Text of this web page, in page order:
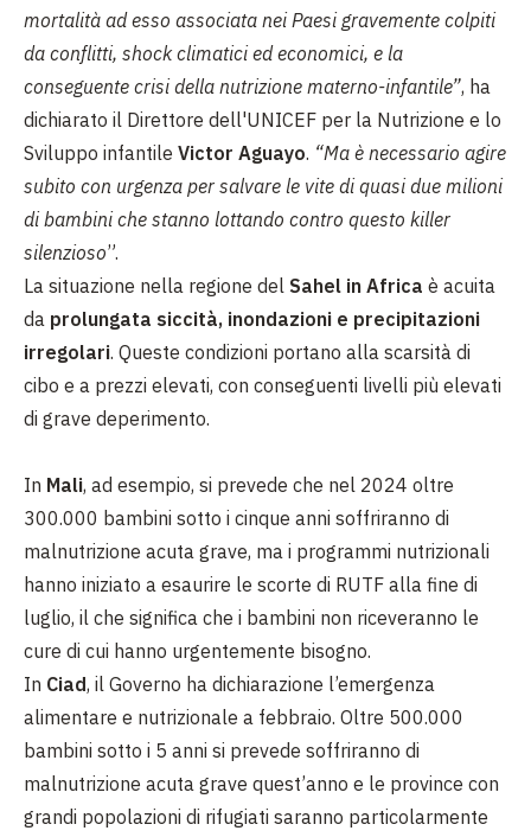
mortalità ad esso associata nei Paesi gravemente colpiti
da conflitti, shock climatici ed economici, e la
conseguente crisi della nutrizione materno-infantile”, ha
dichiarato il Direttore dell'UNICEF per la Nutrizione e lo
Sviluppo infantile Victor Aguayo. “Ma è necessario agire
subito con urgenza per salvare le vite di quasi due milioni
di bambini che stanno lottando contro questo killer
silenzioso”.
La situazione nella regione del Sahel in Africa è acuita
da prolungata siccità, inondazioni e precipitazioni
irregolari. Queste condizioni portano alla scarsità di
cibo e a prezzi elevati, con conseguenti livelli più elevati
di grave deperimento.
In Mali, ad esempio, si prevede che nel 2024 oltre
300.000 bambini sotto i cinque anni soffriranno di
malnutrizione acuta grave, ma i programmi nutrizionali
hanno iniziato a esaurire le scorte di RUTF alla fine di
luglio, il che significa che i bambini non riceveranno le
cure di cui hanno urgentemente bisogno.
In Ciad, il Governo ha dichiarazione l’emergenza
alimentare e nutrizionale a febbraio. Oltre 500.000
bambini sotto i 5 anni si prevede soffriranno di
malnutrizione acuta grave quest’anno e le province con
grandi popolazioni di rifugiati saranno particolarmente